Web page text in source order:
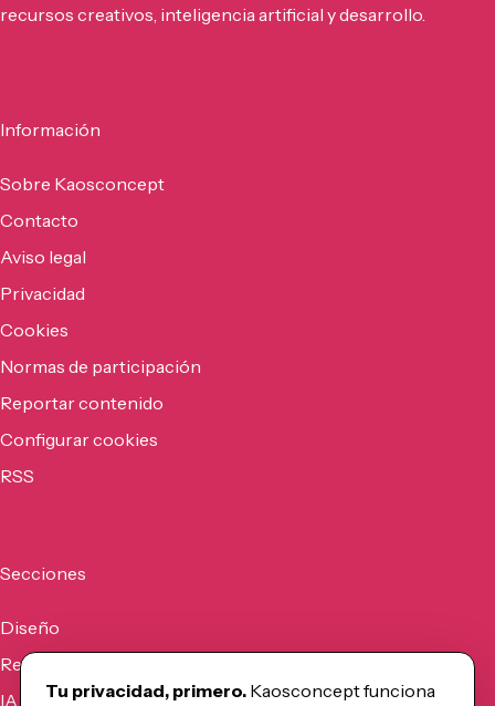
recursos creativos, inteligencia artificial y desarrollo.
Información
Sobre Kaosconcept
Contacto
Aviso legal
Privacidad
Cookies
Normas de participación
Reportar contenido
Configurar cookies
RSS
Secciones
Diseño
Recursos
IA
Tu privacidad, primero. Kaosconcept funciona